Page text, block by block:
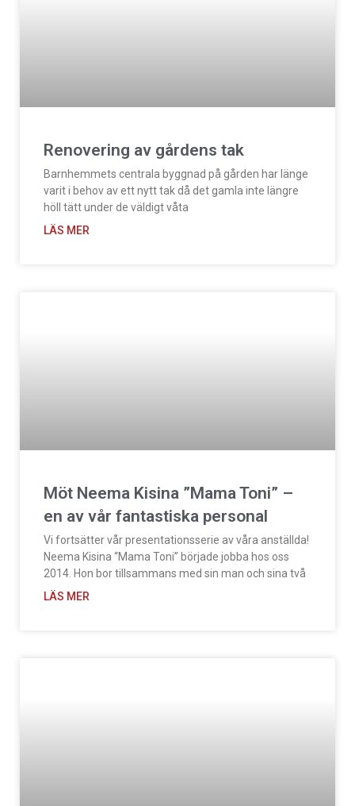
Renovering av gårdens tak
Barnhemmets centrala byggnad på gården har länge
varit i behov av ett nytt tak då det gamla inte längre
höll tätt under de väldigt våta
LÄS MER
Möt Neema Kisina ”Mama Toni” –
en av vår fantastiska personal
Vi fortsätter vår presentationsserie av våra anställda!
Neema Kisina “Mama Toni” började jobba hos oss
2014. Hon bor tillsammans med sin man och sina två
LÄS MER